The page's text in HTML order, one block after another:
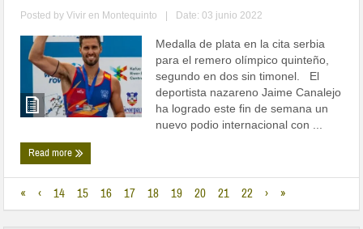
Posted byVivir en Montequinto Date: 03 junio 2022
Medalla de plata en la cita serbia
para el remero olímpico quinteño,
segundo en dos sin timonel. El
deportista nazareno Jaime Canalejo
ha logrado este fin de semana un
nuevo podio internacional con ...
Read more
« ‹ 14 15 16 17 18 19 20 21 22 › »